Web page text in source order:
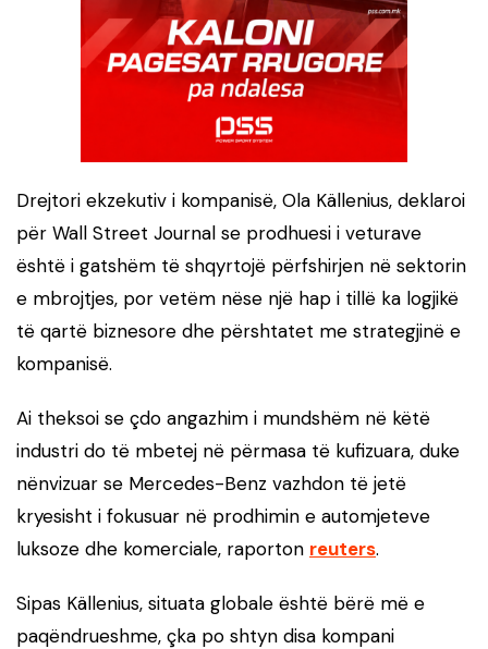
Drejtori ekzekutiv i kompanisë, Ola Källenius, deklaroi
për Wall Street Journal se prodhuesi i veturave
është i gatshëm të shqyrtojë përfshirjen në sektorin
e mbrojtjes, por vetëm nëse një hap i tillë ka logjikë
të qartë biznesore dhe përshtatet me strategjinë e
kompanisë.
Ai theksoi se çdo angazhim i mundshëm në këtë
industri do të mbetej në përmasa të kufizuara, duke
nënvizuar se Mercedes-Benz vazhdon të jetë
kryesisht i fokusuar në prodhimin e automjeteve
luksoze dhe komerciale, raporton reuters.
Sipas Källenius, situata globale është bërë më e
paqëndrueshme, çka po shtyn disa kompani